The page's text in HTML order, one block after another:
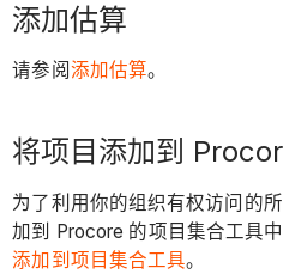
添加估算
请参阅 添加估算。
将项目添加到
为了利用你的组织有权访问的
加到 Procore 的项目集合工具
添加到项目集合工具。